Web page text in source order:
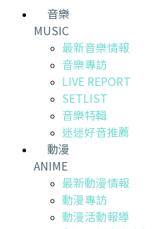
音樂
MUSIC
最新音樂情報
音樂專訪
LIVE REPORT
SETLIST
音樂特輯
迷迷好音推薦
動漫
ANIME
最新動漫情報
動漫專訪
動漫活動報導